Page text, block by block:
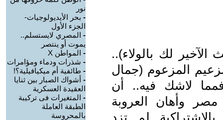
لك بالولاء)..
المزعوم (جمال
فمما لاشك فيه.. أن
وأهان العروبة
لم تزد
نور
- بحر الأيديولوجيات-
الجزء الأول
- المصري لايستسلم..
يموت أو ينتصر
- المواطن X
- شذرات ودماء ومؤامرات
- طائفية أم ميكيافيلية؟!
- أشواك الصبار بين ثنايا
العقيدة العسكرية
- المتغيرات فى تركيبة
الطبقة العاملة
بالمحروسة